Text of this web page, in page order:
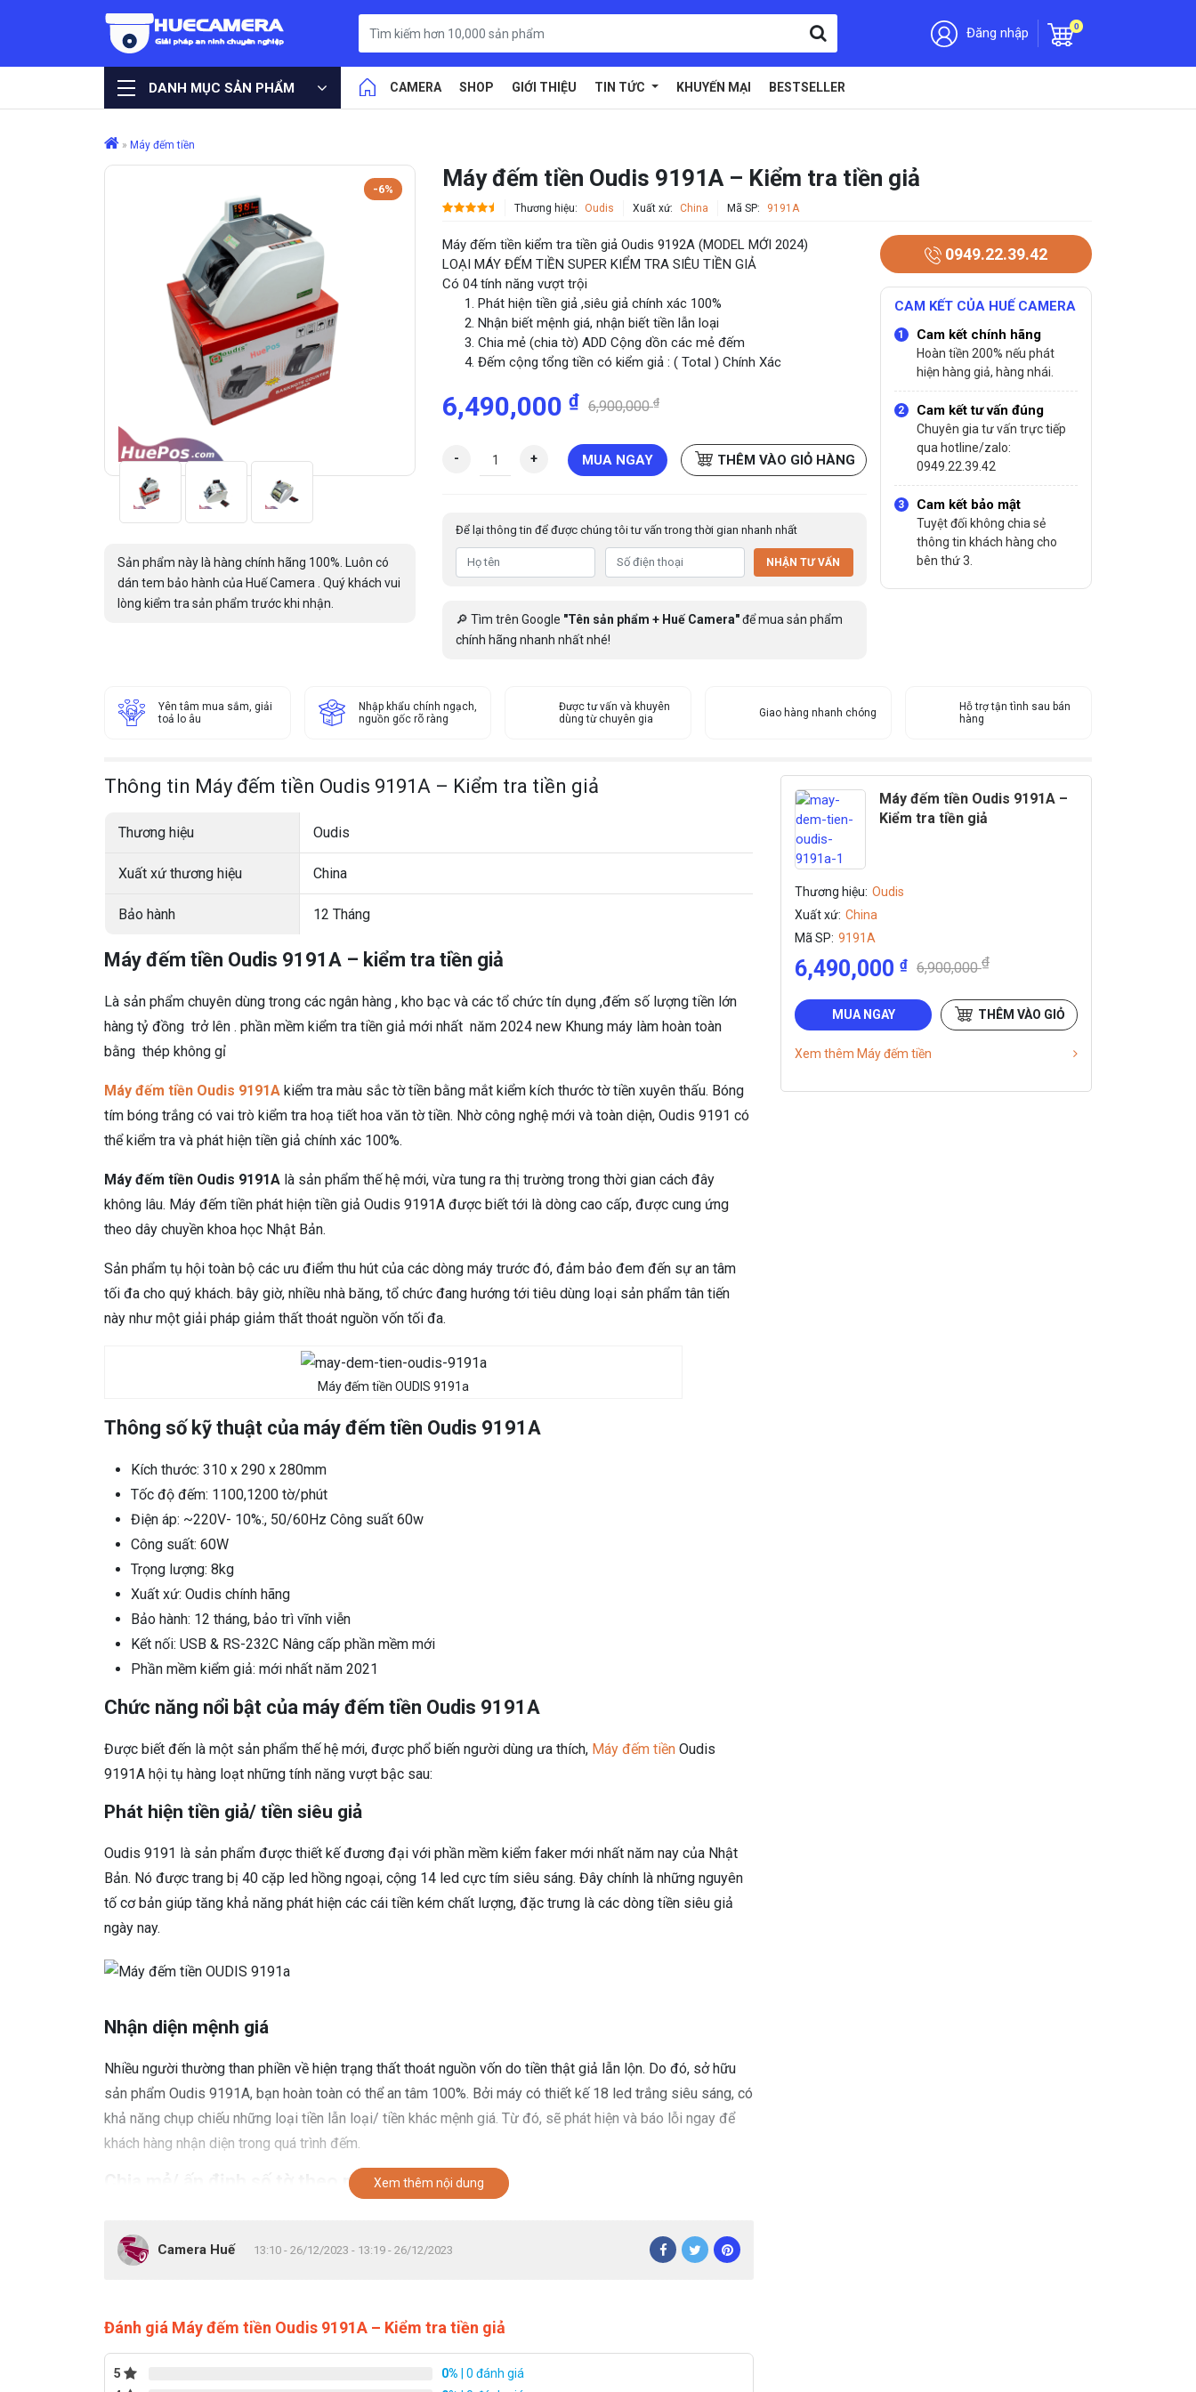
Đăng nhập 0
DANH MỤC SẢN PHẨM CAMERA SHOP GIỚI THIỆU TIN TỨC KHUYẾN MẠI BESTSELLER
» Máy đếm tiền
-6%
Sản phẩm này là hàng chính hãng 100%. Luôn có
dán tem bảo hành của Huế Camera . Quý khách vui
lòng kiểm tra sản phẩm trước khi nhận.
Máy đếm tiền Oudis 9191A – Kiểm tra tiền giả
Thương hiệu: Oudis Xuất xứ: China Mã SP: 9191A
Máy đếm tiền kiểm tra tiền giả Oudis 9192A (MODEL MỚI 2024)
LOẠI MÁY ĐẾM TIỀN SUPER KIỂM TRA SIÊU TIỀN GIẢ
Có 04 tính năng vượt trội
Phát hiện tiền giả ,siêu giả chính xác 100%
Nhận biết mệnh giá, nhận biết tiền lẫn loại
Chia mẻ (chia tờ) ADD Cộng dồn các mẻ đếm
Đếm cộng tổng tiền có kiểm giả : ( Total ) Chính Xác
6,490,000 ₫ 6,900,000₫
-
i
s
9
r
t
i
i
ả
l
ư
+ MUA NGAY THÊM VÀO GIỎ HÀNG
Để lại thông tin để được chúng tôi tư vấn trong thời gian nhanh nhất
NHẬN TƯ VẤN
🔎 Tìm trên Google "Tên sản phẩm + Huế Camera"để mua sản phẩm
chính hãng nhanh nhất nhé!
0949.22.39.42
CAM KẾT CỦA HUẾ CAMERA
Cam kết chính hãng
Hoàn tiền 200% nếu phát
hiện hàng giả, hàng nhái.
Cam kết tư vấn đúng
Chuyên gia tư vấn trực tiếp
qua hotline/zalo:
0949.22.39.42
Cam kết bảo mật
Tuyệt đối không chia sẻ
thông tin khách hàng cho
bên thứ 3.
Yên tâm mua sắm, giải
toả lo âu
Nhập khẩu chính ngạch,
nguồn gốc rõ ràng
Được tư vấn và khuyên
dùng từ chuyên gia
Giao hàng nhanh chóng
Hỗ trợ tận tình sau bán
hàng
Thông tin Máy đếm tiền Oudis 9191A – Kiểm tra tiền giả
Thương hiệu Oudis
Xuất xứ thương hiệu China
Bảo hành 12 Tháng
Máy đếm tiền Oudis 9191A – kiểm tra tiền giả
Là sản phẩm chuyên dùng trong các ngân hàng , kho bạc và các tổ chức tín dụng ,đếm số lượng tiền lớn
hàng tỷ đồng trở lên . phần mềm kiểm tra tiền giả mới nhất năm 2024 new Khung máy làm hoàn toàn
bằng thép không gỉ
Máy đếm tiền Oudis 9191A kiểm tra màu sắc tờ tiền bằng mắt kiểm kích thước tờ tiền xuyên thấu. Bóng
tím bóng trắng có vai trò kiểm tra hoạ tiết hoa văn tờ tiền. Nhờ công nghệ mới và toàn diện, Oudis 9191 có
thể kiểm tra và phát hiện tiền giả chính xác 100%.
Máy đếm tiền Oudis 9191A là sản phẩm thế hệ mới, vừa tung ra thị trường trong thời gian cách đây
không lâu. Máy đếm tiền phát hiện tiền giả Oudis 9191A được biết tới là dòng cao cấp, được cung ứng
theo dây chuyền khoa học Nhật Bản.
Sản phẩm tụ hội toàn bộ các ưu điểm thu hút của các dòng máy trước đó, đảm bảo đem đến sự an tâm
tối đa cho quý khách. bây giờ, nhiều nhà băng, tổ chức đang hướng tới tiêu dùng loại sản phẩm tân tiến
này như một giải pháp giảm thất thoát nguồn vốn tối đa.
Máy đếm tiền OUDIS 9191a
Thông số kỹ thuật của máy đếm tiền Oudis 9191A
Kích thước: 310 x 290 x 280mm
Tốc độ đếm: 1100,1200 tờ/phút
Điện áp: ~220V- 10%:, 50/60Hz Công suất 60w
Công suất: 60W
Trọng lượng: 8kg
Xuất xứ: Oudis chính hãng
Bảo hành: 12 tháng, bảo trì vĩnh viễn
Kết nối: USB & RS-232C Nâng cấp phần mềm mới
Phần mềm kiểm giả: mới nhất năm 2021
Chức năng nổi bật của máy đếm tiền Oudis 9191A
Được biết đến là một sản phẩm thế hệ mới, được phổ biến người dùng ưa thích, Máy đếm tiền Oudis
9191A hội tụ hàng loạt những tính năng vượt bậc sau:
Phát hiện tiền giả/ tiền siêu giả
Oudis 9191 là sản phẩm được thiết kế đương đại với phần mềm kiểm faker mới nhất năm nay của Nhật
Bản. Nó được trang bị 40 cặp led hồng ngoại, cộng 14 led cực tím siêu sáng. Đây chính là những nguyên
tố cơ bản giúp tăng khả năng phát hiện các cái tiền kém chất lượng, đặc trưng là các dòng tiền siêu giả
ngày nay.
Nhận diện mệnh giá
Nhiều người thường than phiền về hiện trạng thất thoát nguồn vốn do tiền thật giả lẫn lộn. Do đó, sở hữu
sản phẩm Oudis 9191A, bạn hoàn toàn có thể an tâm 100%. Bởi máy có thiết kế 18 led trắng siêu sáng, có
khả năng chụp chiếu những loại tiền lẫn loại/ tiền khác mệnh giá. Từ đó, sẽ phát hiện và báo lỗi ngay để
khách hàng nhận diện trong quá trình đếm.
Chia mẻ/ ấn định số tờ theo mong muốn
thống bàn phím, quý khách hàng có thể tự động điều chỉnh các chế độ +100, +10, +1,…. Máy sẽ tự động
Máy đếm tiền Oudis 9191Acòn mang khả năng tính tổng tiền, kết hợp thêm chức năng kiểm tiền kém
chất lượng. Bởi nó được thiết kế 02 cặp mắt đếm riêng biệt, đảm bảo độ chuẩn xác cao. Bạn có thể ấn
Xem thêm nội dung
Camera Huế 13:10 - 26/12/2023 - 13:19 - 26/12/2023
Máy đếm tiền Oudis 9191A –
Kiểm tra tiền giả
Thương hiệu: Oudis
Xuất xứ: China
Mã SP: 9191A
6,490,000 ₫ 6,900,000₫
MUA NGAY THÊM VÀO GIỎ
Xem thêm Máy đếm tiền
Đánh giá Máy đếm tiền Oudis 9191A – Kiểm tra tiền giả
5 0% | 0 đánh giá